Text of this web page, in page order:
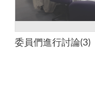
委員們進行討論(3)